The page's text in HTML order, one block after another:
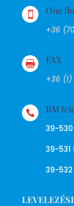
 One
+36
 FAX
+36
 BM
39-
39-
39-